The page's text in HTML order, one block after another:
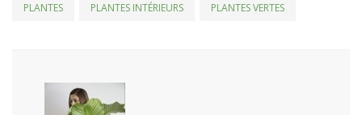
PLANTES PLANTES INTÉRIEURS PLANTES VERTES